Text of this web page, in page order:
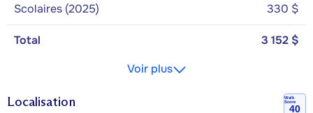
Scolaires (2025) 330 $
Total
3 152 $
Voir plus
Localisation
Walk
Score
40